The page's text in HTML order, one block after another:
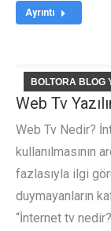
Ayrıntı
BOLTORA BLOG
Web Tv
Web Tv Nedir?
kullanılmasının
fazlasıyla ilgi
duymayanların
“İnternet tv